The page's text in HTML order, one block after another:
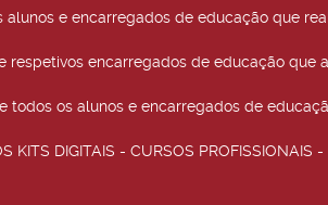
alunos e encarregados de educação que
respetivos encarregados de educação
todos os alunos e encarregados de
KITS DIGITAIS - CURSOS